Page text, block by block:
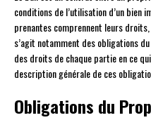
conditions de l’utilisation d’un bien
prenantes comprennent leurs
s’agit notamment des obligations
des droits de chaque partie en ce
description générale de ces
Obligations du